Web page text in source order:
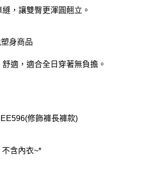
，讓雙臀更渾圓翹立。
身商品
適，適合全日穿著無負擔。
修飾褲長褲款)
含內衣~*